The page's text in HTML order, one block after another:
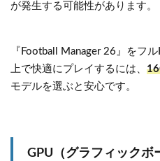
が発生する可能性があります。
『Football Manager 26』をフ
上で快適にプレイするには、
モデルを選ぶと安心です。
GPU（グラフィックボ